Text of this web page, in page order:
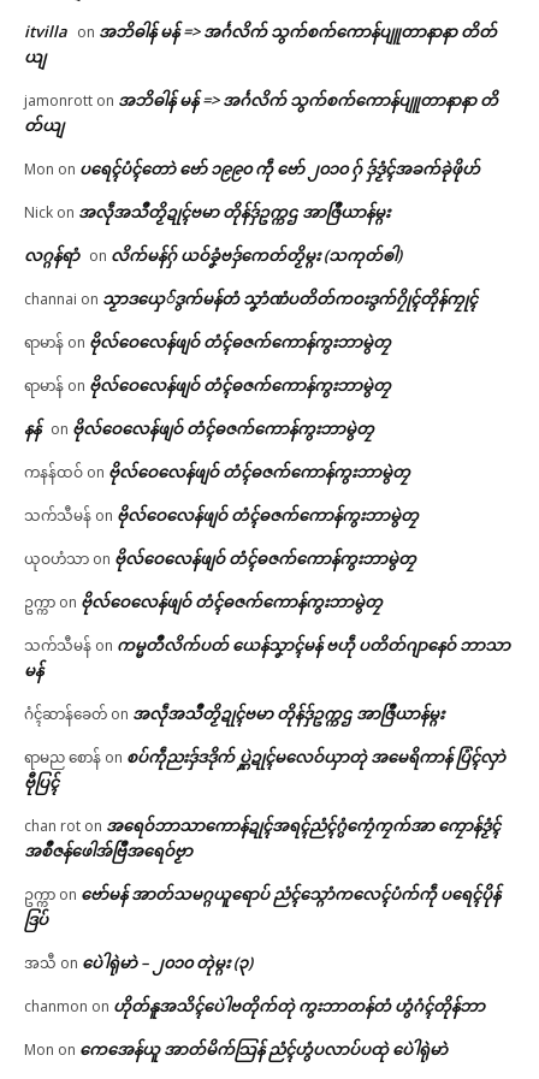
itvilla on အဘိဓါန် မန် => အၚ်္ဂလိက် သွက်စက်ကောန်ပျူတာနာနာ တိတ်
ယျ
jamonrott on အဘိဓါန် မန် => အၚ်္ဂလိက် သွက်စက်ကောန်ပျူတာနာနာ တိ
တ်ယျ
Mon on ပရေၚ်ပံၚ်တောဲ ဗော် ၁၉၉၀ ကဵု ဗော် ၂၀၁၀ ဂှ် ဒှ်ဒၟံၚ်အခက်ခုဲဖိုဟ်
Nick on အလဵုအသဳတၟိဍုၚ်ဗမာ တိုန်ဒှ်ဥက္ကဌ အာဇြဳယာန်မ္ဂး
လဂ္ဂန်ရာံ on လိက်မန်ဂှ် ယဝ်ခၞံဗဒှ်ကေတ်တၟိမ္ဂး (သကုတ်ၜါ)
channai on သၟာဒယှေ်ဒွက်မန်တံ သၞာံဏံပတိတ်ကဝးဒွက်ဂၠိုၚ်တိုန်ကၠုၚ်
ရာမာန် on ဗိုလ်ဝေလေန်ဖျဝ် တံၚ်ဓဇက်ကောန်ကွးဘာမွဲတၠ
ရာမာန် on ဗိုလ်ဝေလေန်ဖျဝ် တံၚ်ဓဇက်ကောန်ကွးဘာမွဲတၠ
နန် on ဗိုလ်ဝေလေန်ဖျဝ် တံၚ်ဓဇက်ကောန်ကွးဘာမွဲတၠ
ကနန်ထဝ် on ဗိုလ်ဝေလေန်ဖျဝ် တံၚ်ဓဇက်ကောန်ကွးဘာမွဲတၠ
သက်သီမန် on ဗိုလ်ဝေလေန်ဖျဝ် တံၚ်ဓဇက်ကောန်ကွးဘာမွဲတၠ
ယုဝဟံသာ on ဗိုလ်ဝေလေန်ဖျဝ် တံၚ်ဓဇက်ကောန်ကွးဘာမွဲတၠ
ဥက္ကာ on ဗိုလ်ဝေလေန်ဖျဝ် တံၚ်ဓဇက်ကောန်ကွးဘာမွဲတၠ
သက်သီမန် on ကမ္မတဳလိက်ပတ် ယေန်သၞာၚ်မန် ဗဟဵု ပတိတ်ဂျာနေဝ် ဘာသာ
မန်
ဂံၚ်ဆာန်ခေတ် on အလဵုအသဳတၟိဍုၚ်ဗမာ တိုန်ဒှ်ဥက္ကဌ အာဇြဳယာန်မ္ဂး
ရာမည စောန် on စပ်ကဵုညးဒှ်ဒဒိုက် ပ္ဋဲဍုၚ်မလေဝ်ယှာတုဲ အမေရိကာန် ပြံၚ်လှာဲ
ဗီုပြၚ်
chan rot on အရေဝ်ဘာသာကောန်ဍုၚ်အရၚ်ညံၚ်ဂွံကၠေံကၠက်အာ ကၠောန်ဒၟံၚ်
အစဳဇန်ဖေါအ်ဗြဳအရေဝ်ဗၟာ
ဥက္ကာ on ဗော်မန် အာတ်သမဂ္ဂယူရောပ် ညံၚ်သ္ဂောံကလေၚ်ပံက်ကဵု ပရေၚ်ပိုန်
ဒြပ်
အသီ on ပေဲါရုဲမာဲ – ၂၀၁၀ တုဲမ္ဂး (၃)
chanmon on ဟိုတ်နူအသိၚ်ပေဲါဗတိုက်တုဲ ကွးဘာတန်တံ ဟွံဂံၚ်တိုန်ဘာ
Mon on ကေအေန်ယူ အာတ်မိက်သြန် ညံၚ်ဟွံပလာပ်ပထုဲ ပေဲါရုဲမာဲ